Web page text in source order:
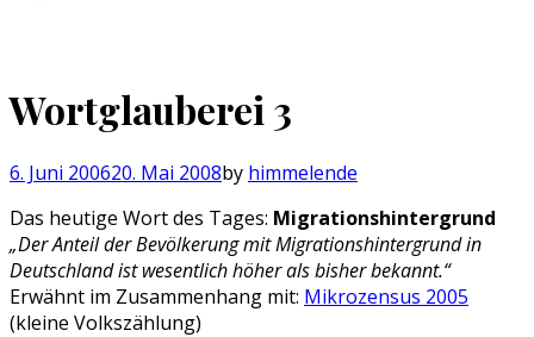
anzeigen
Tumblr
anzeigen
Wortglauberei 3
6. Juni 200620. Mai 2008by himmelende
Das heutige Wort des Tages: Migrationshintergrund
„Der Anteil der Bevölkerung mit Migrationshintergrund in
Deutschland ist wesentlich höher als bisher bekannt.“
Erwähnt im Zusammenhang mit: Mikrozensus 2005
(kleine Volkszählung)